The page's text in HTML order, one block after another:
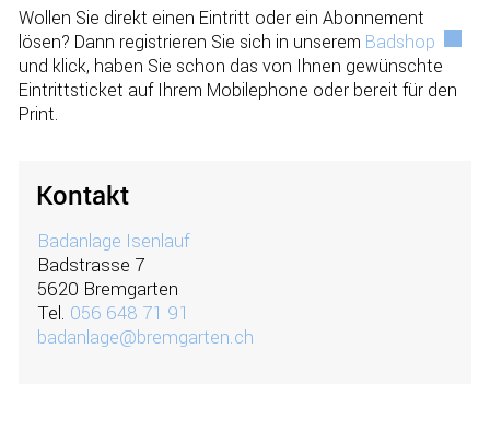
Wollen Sie direkt einen Eintritt oder ein Abonnement
lösen? Dann registrieren Sie sich in unserem Badshop
und klick, haben Sie schon das von Ihnen gewünschte
Eintrittsticket auf Ihrem Mobilephone oder bereit für den
Print.
Kontakt
Badanlage Isenlauf
Badstrasse 7
5620 Bremgarten
Tel. 056 648 71 91
badanlage@bremgarten.ch